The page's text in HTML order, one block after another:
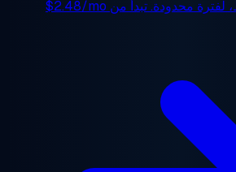
تبدأ من$2.48/mo